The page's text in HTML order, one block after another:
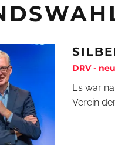
DRV -
Es war
Verein